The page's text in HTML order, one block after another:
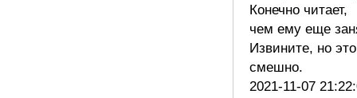
Конечно читает,
чем ему еще
Извините, но
смешно.
2021-11-07